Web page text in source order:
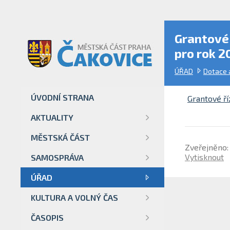
pro rok
ÚŘAD Dotace
ÚVODNÍ STRANA
AKTUALITY
MĚSTSKÁ ČÁST
SAMOSPRÁVA
ÚŘAD
KULTURA A VOLNÝ ČAS
ČASOPIS
Grantové
Zveřejněno:
Vytisknout